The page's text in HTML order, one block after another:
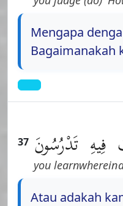
Mengapa
Bagaimanakah
37 فِيهِ
wherein
تَدْرُسُونَ
you learn
Atau adakah